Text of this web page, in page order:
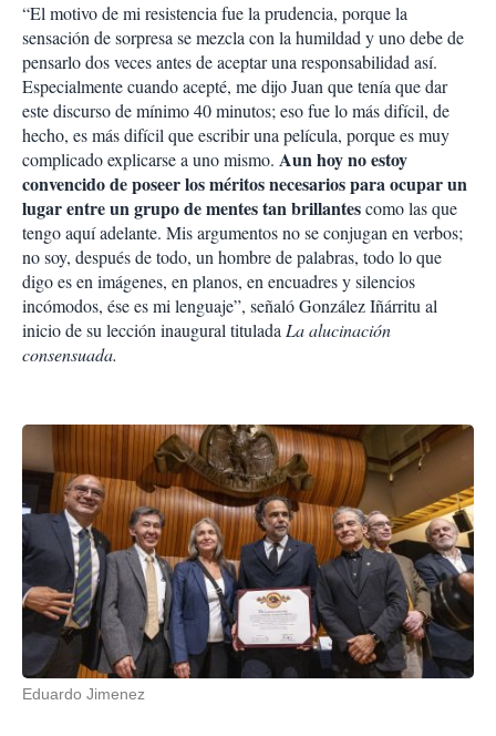
“El motivo de mi resistencia fue la prudencia, porque la
sensación de sorpresa se mezcla con la humildad y uno debe de
pensarlo dos veces antes de aceptar una responsabilidad así.
Especialmente cuando acepté, me dijo Juan que tenía que dar
este discurso de mínimo 40 minutos; eso fue lo más difícil, de
hecho, es más difícil que escribir una película, porque es muy
complicado explicarse a uno mismo. Aun hoy no estoy
convencido de poseer los méritos necesarios para ocupar un
lugar entre un grupo de mentes tan brillantescomo las que
tengo aquí adelante. Mis argumentos no se conjugan en verbos;
no soy, después de todo, un hombre de palabras, todo lo que
digo es en imágenes, en planos, en encuadres y silencios
incómodos, ése es mi lenguaje”, señaló González Iñárritu al
inicio de su lección inaugural tituladaLa alucinación
consensuada.
Eduardo Jimenez